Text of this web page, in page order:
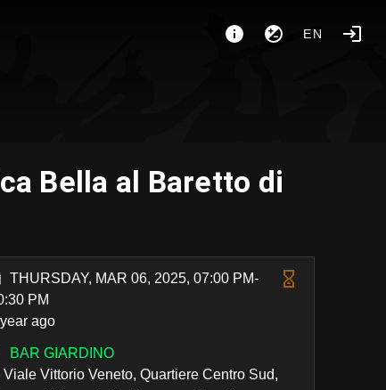
EN
Bella al Baretto di
THURSDAY, MAR 06, 2025, 07:00 PM-
PM
ago
BAR GIARDINO
Viale Vittorio Veneto, Quartiere Centro Sud,